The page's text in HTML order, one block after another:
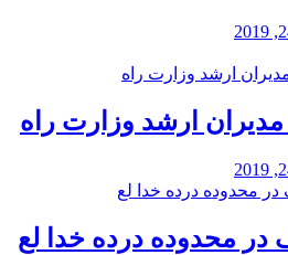
مدیران ارشد وزارت راه
در محدوده درده خدا لع